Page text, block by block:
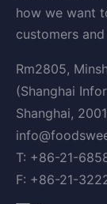
how we want
customers
Rm2805,
(Shanghai
Shanghai,
T: +86-21-
F: +86-21-